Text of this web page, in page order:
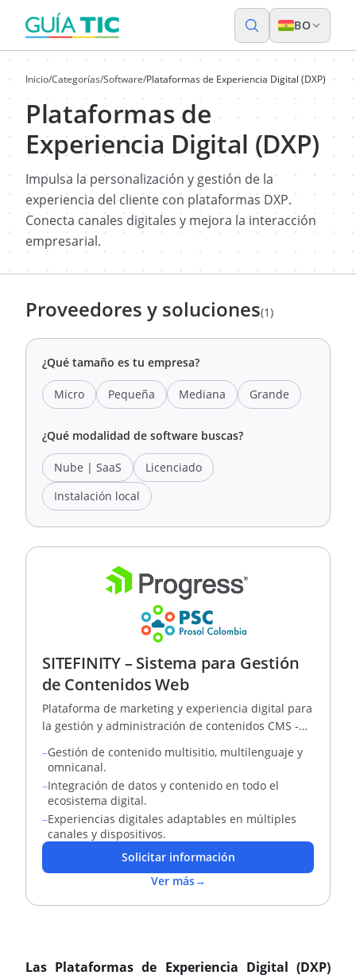
BO
Inicio/Categorías/Software/Plataformas de Experiencia Digital (DXP)
Plataformas de
Experiencia Digital (DXP)
Impulsa la personalización y gestión de la
experiencia del cliente con plataformas DXP.
Conecta canales digitales y mejora la interacción
empresarial.
Proveedores y soluciones(1)
¿Qué tamaño es tu empresa?
Micro Pequeña Mediana Grande
¿Qué modalidad de software buscas?
Nube | SaaS
Licenciado
Instalación local
SITEFINITY – Sistema para Gestión
de Contenidos Web
Plataforma de marketing y experiencia digital para
la gestión y administración de contenidos CMS -
–Gestión de contenido multisitio, multilenguaje y
omnicanal.
–Integración de datos y contenido en todo el
ecosistema digital.
–Experiencias digitales adaptables en múltiples
canales y dispositivos.
Solicitar información
Ver más→
Las Plataformas de Experiencia Digital (DXP)